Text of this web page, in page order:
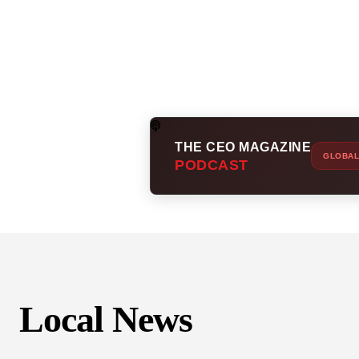
THE CEO MAGAZINE
PODCAST
Local News